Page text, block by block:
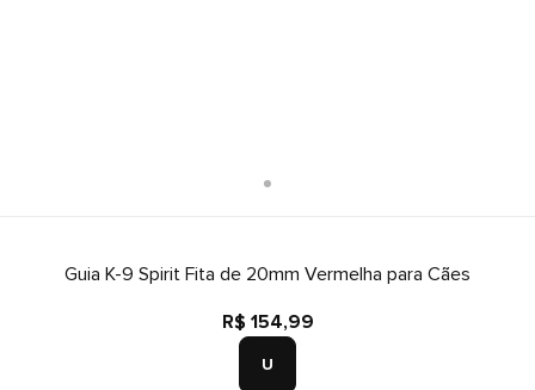
Guia K-9 Spirit Fita de 20mm Vermelha para Cães
R$ 154,99
U